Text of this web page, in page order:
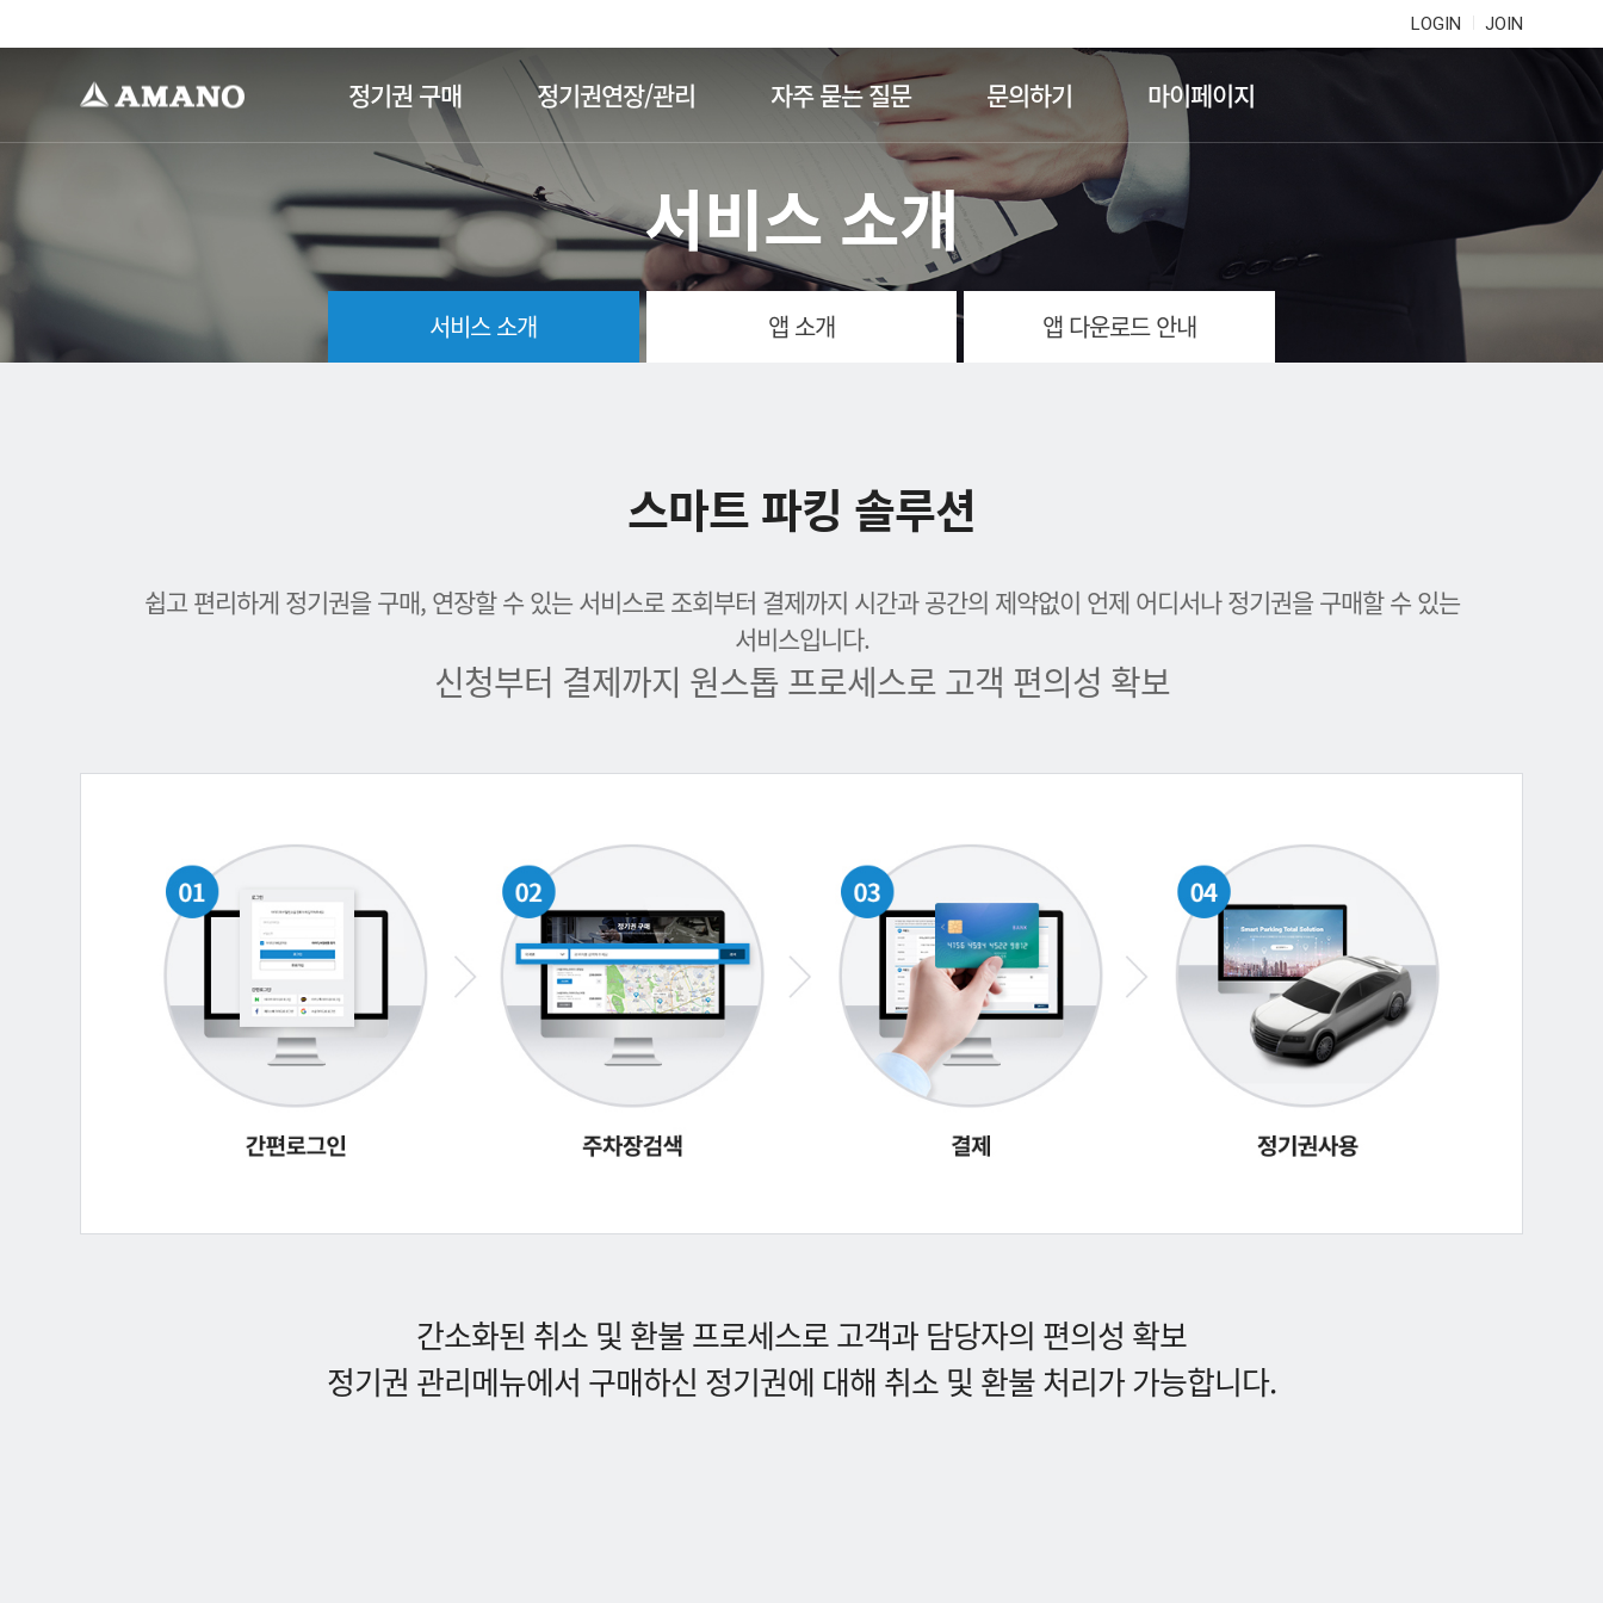
LOGIN JOIN
정기권 구매 정기권연장/관리 자주 묻는 질문 문의하기 마이페이지
서비스 소개
서비스 소개 앱 소개 앱 다운로드 안내
스마트 파킹 솔루션
쉽고 편리하게 정기권을 구매, 연장할 수 있는 서비스로 조회부터 결제까지 시간과 공간의 제약없이 언제 어디서나 정기권을 구매할 수 있는
서비스입니다.
신청부터 결제까지 원스톱 프로세스로 고객 편의성 확보
간소화된 취소 및 환불 프로세스로 고객과 담당자의 편의성 확보
정기권 관리메뉴에서 구매하신 정기권에 대해 취소 및 환불 처리가 가능합니다.